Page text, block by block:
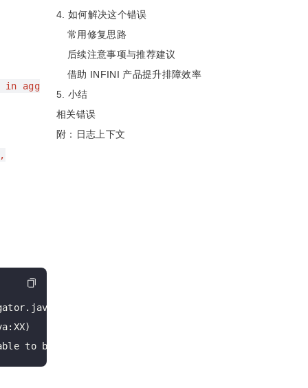
in agg
4. 如何解决这个错误
常用修复思路
后续注意事项与推荐建议
借助 INFINI 产品提升排障效率
5. 小结
相关错误
附：日志上下文